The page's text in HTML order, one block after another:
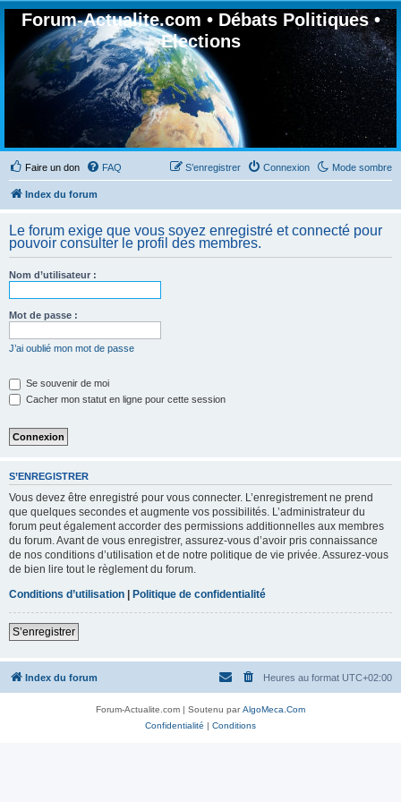
Forum-Actualite.com • Débats Politiques •
Elections
Faire un don Mode sombre
FAQ Connexion
S’enregistrer
Index du forum
Le forum exige que vous soyez enregistré et connecté pour
pouvoir consulter le profil des membres.
Nom d’utilisateur :
Mot de passe :
J’ai oublié mon mot de passe
Se souvenir de moi
Cacher mon statut en ligne pour cette session
S’ENREGISTRER
Vous devez être enregistré pour vous connecter. L’enregistrement ne prend
que quelques secondes et augmente vos possibilités. L’administrateur du
forum peut également accorder des permissions additionnelles aux membres
du forum. Avant de vous enregistrer, assurez-vous d’avoir pris connaissance
de nos conditions d’utilisation et de notre politique de vie privée. Assurez-vous
de bien lire tout le règlement du forum.
Conditions d’utilisation | Politique de confidentialité
S’enregistrer
Index du forum Heures au format UTC+02:00
Forum-Actualite.com | Soutenu parAlgoMeca.Com
Confidentialité | Conditions